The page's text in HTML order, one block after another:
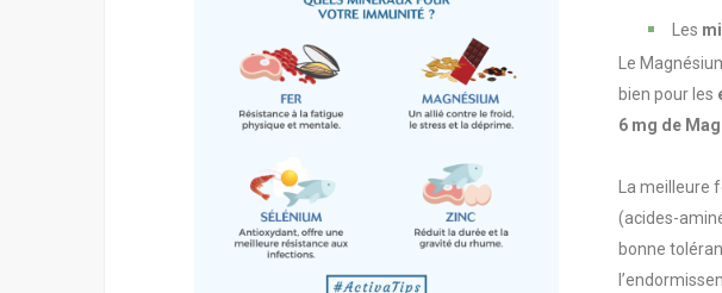
Les
Le
bien pour les
6 mg de
La
(acides-
bonne